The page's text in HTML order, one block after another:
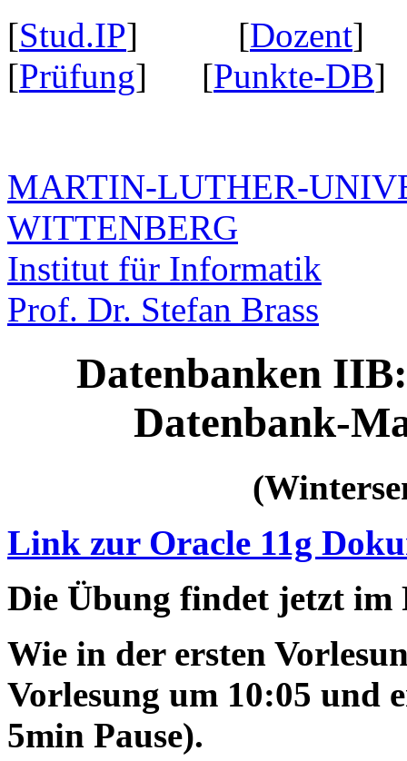
[Stud.IP] [Dozent]
[Prüfung] [Punkte-DB
MARTIN-LUTHER-
WITTENBERG
Institut für Informatik
Prof. Dr. Stefan Brass
Datenbanken
Datenbank-
Link zur Oracle 11g
Die Übung findet jetzt im
Wie in der ersten
Vorlesung um 10:05 und
5min Pause).